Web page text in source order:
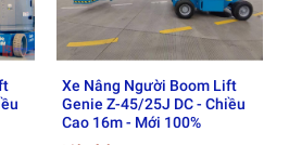
tuy nhiên vẫn đảm bảo vận hành
khớp gập):
Xe Nâng Người Boom Lift
Genie Z-45/25J DC - Chiều
Cao 16m - Mới 100%